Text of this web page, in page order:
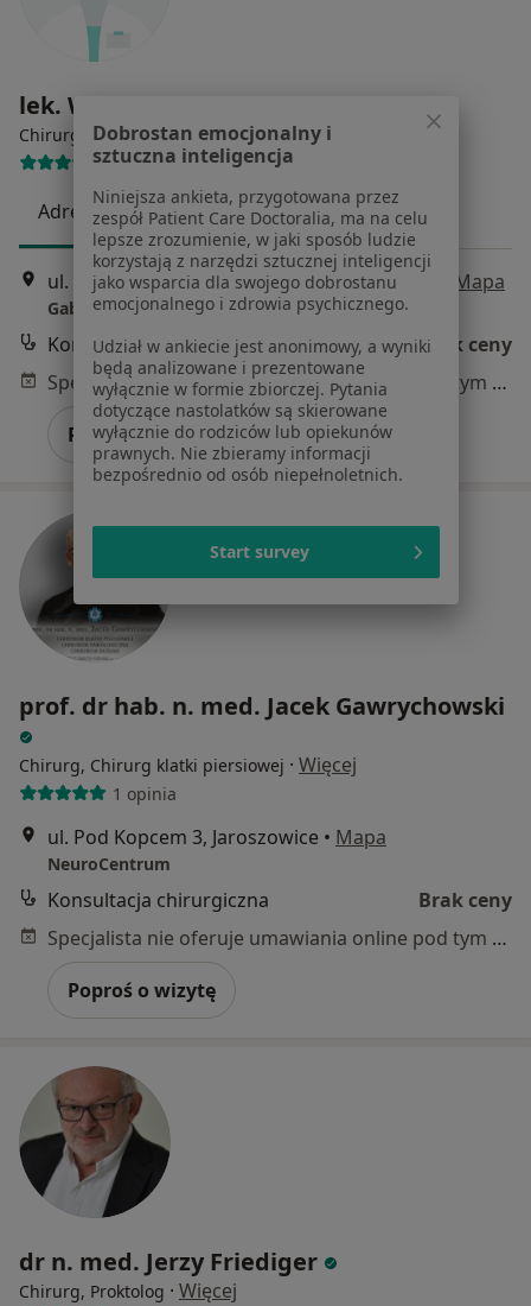
lek. Wojciech Król
Chirurg, Chirurg naczyniowy·Więcej
38 opinii
Adres 1 Adres 2
ul. Krakowska 83 Budynek NOT, Andrychów Mapa
Gabinet
Konsultacja chirurgiczna
Brak ceny
Specjalista nie oferuje umawiania online pod tym adresem.
Poproś o wizytę
prof. dr hab. n. med. Jacek Gawrychowski
Chirurg, Chirurg klatki piersiowej · Więcej
1 opinia
ul. Pod Kopcem 3, Jaroszowice • Mapa
NeuroCentrum
Konsultacja chirurgiczna
Brak ceny
Specjalista nie oferuje umawiania online pod tym adresem.
Poproś o wizytę
dr n. med. Jerzy Friediger
Chirurg, Proktolog · Więcej
Dobrostan emocjonalny i
sztuczna inteligencja
Niniejsza ankieta, przygotowana przez
zespół Patient Care Doctoralia, ma na celu
lepsze zrozumienie, w jaki sposób ludzie
korzystają z narzędzi sztucznej inteligencji
jako wsparcia dla swojego dobrostanu
emocjonalnego i zdrowia psychicznego.
Udział w ankiecie jest anonimowy, a wyniki
będą analizowane i prezentowane
wyłącznie w formie zbiorczej. Pytania
dotyczące nastolatków są skierowane
wyłącznie do rodziców lub opiekunów
prawnych. Nie zbieramy informacji
bezpośrednio od osób niepełnoletnich.
Start survey